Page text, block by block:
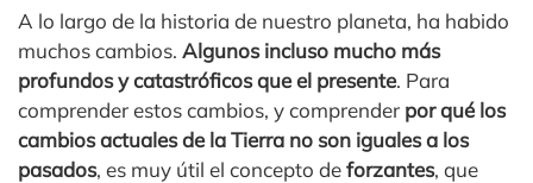
A lo largo de la historia de nuestro planeta, ha habido
muchos cambios. Algunos incluso mucho más
profundos y catastróficos que el presente. Para
comprender estos cambios, y comprender por qué los
cambios actuales de la Tierra no son iguales a los
pasados, es muy útil el concepto deforzantes, que